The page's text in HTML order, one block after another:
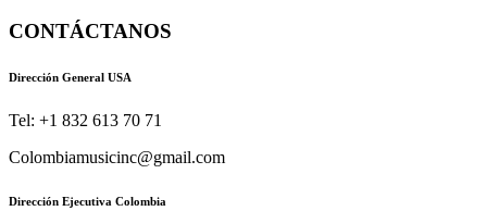
CONTÁCTANOS
Dirección General USA
Tel: +1 832 613 70 71
Colombiamusicinc@gmail.com
Dirección Ejecutiva Colombia